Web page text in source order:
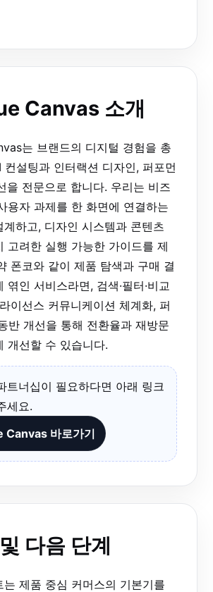
Canvas 소개
는 브랜드의 디지털 경험을 총
컨설팅과 인터랙션 디자인, 퍼포먼
을 전문으로 합니다. 우리는 비즈
용자 과제를 한 화면에 연결하는
계하고, 디자인 시스템과 콘텐츠
고려한 실행 가능한 가이드를 제
폰코와 같이 제품 탐색과 구매 결
엮인 서비스라면, 검색·필터·비교
이선스 커뮤니케이션 체계화, 퍼
반 개선을 통해 전환율과 재방문
개선할 수 있습니다.
트너십이 필요하다면 아래 링크
세요.
Canvas 바로가기
다음 단계
는 제품 중심 커머스의 기본기를